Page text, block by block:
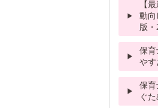
【
動向
版・
保育
やす
保育
ぐ